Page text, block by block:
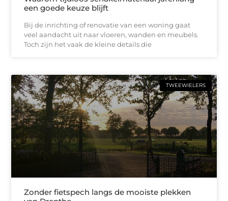
een goede keuze blijft
Bij de inrichting of renovatie van een woning gaat
veel aandacht uit naar vloeren, wanden en meubels.
Toch zijn het vaak de kleine details die
TWEEWIELERS
Zonder fietspech langs de mooiste plekken